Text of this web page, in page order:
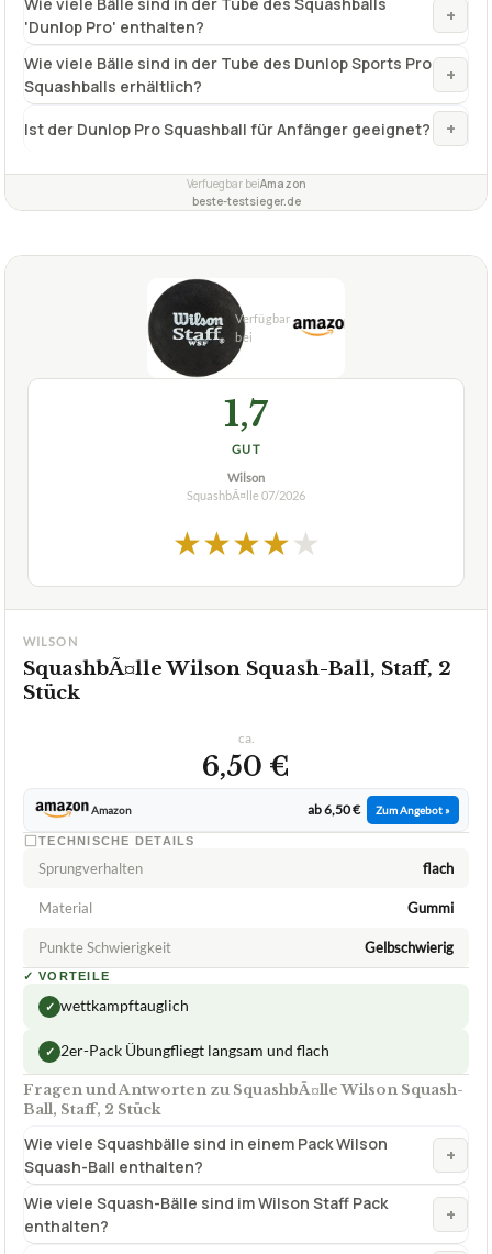
'Dunlop Pro' enthalten?
+
Wie viele Bälle sind in der Tube des Dunlop Sports Pro
Squashballs erhältlich?
+
Ist der Dunlop Pro Squashball für Anfänger geeignet? +
Verfuegbar beiAmazon
beste-testsieger.de
1,7
GUT
Wilson
SquashbÃ¤lle 07/2026
★★★★★
WILSON
SquashbÃ¤lle Wilson Squash-Ball, Staff, 2
Stück
ca.
6,50 €
Amazon ab 6,50 € Zum Angebot »
TECHNISCHE DETAILS
Sprungverhalten flach
Material Gummi
Punkte Schwierigkeit Gelbschwierig
✓ VORTEILE
✓ wettkampftauglich
✓ 2er-Pack Übungfliegt langsam und flach
Fragen und Antworten zu SquashbÃ¤lle Wilson Squash-
Ball, Staff, 2 Stück
Wie viele Squashbälle sind in einem Pack Wilson
Squash-Ball enthalten?
+
Wie viele Squash-Bälle sind im Wilson Staff Pack
enthalten?
+